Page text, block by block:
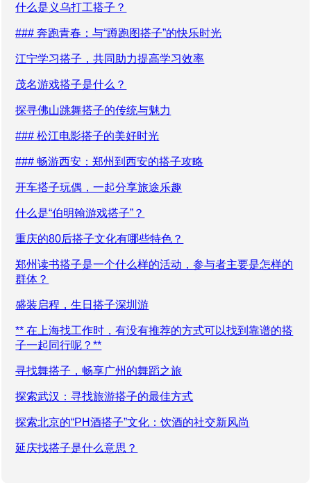
什么是义乌打工搭子？
### 奔跑青春：与“蹲跑图搭子”的快乐时光
江宁学习搭子，共同助力提高学习效率
茂名游戏搭子是什么？
探寻佛山跳舞搭子的传统与魅力
### 松江电影搭子的美好时光
### 畅游西安：郑州到西安的搭子攻略
开车搭子玩偶，一起分享旅途乐趣
什么是“伯明翰游戏搭子”？
重庆的80后搭子文化有哪些特色？
郑州读书搭子是一个什么样的活动，参与者主要是怎样的
群体？
盛装启程，生日搭子深圳游
** 在上海找工作时，有没有推荐的方式可以找到靠谱的搭
子一起同行呢？**
寻找舞搭子，畅享广州的舞蹈之旅
探索武汉：寻找旅游搭子的最佳方式
探索北京的“PH酒搭子”文化：饮酒的社交新风尚
延庆找搭子是什么意思？